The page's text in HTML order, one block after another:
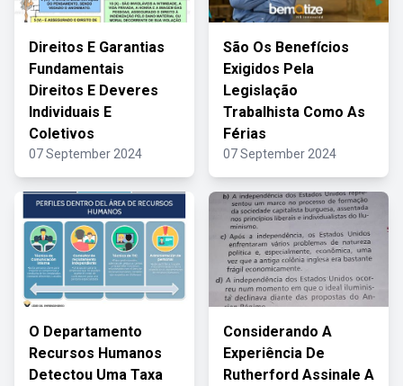
Direitos E Garantias
Fundamentais
Direitos E Deveres
Individuais E
Coletivos
07 September 2024
São Os Benefícios
Exigidos Pela
Legislação
Trabalhista Como As
Férias
07 September 2024
O Departamento
Recursos Humanos
Detectou Uma Taxa
Considerando A
Experiência De
Rutherford Assinale A